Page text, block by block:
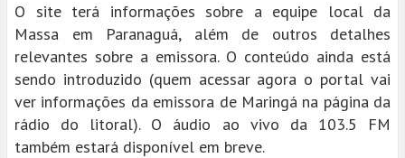
O site terá informações sobre a equipe local da
Massa em Paranaguá, além de outros detalhes
relevantes sobre a emissora. O conteúdo ainda está
sendo introduzido (quem acessar agora o portal vai
ver informações da emissora de Maringá na página da
rádio do litoral). O áudio ao vivo da 103.5 FM
também estará disponível em breve.